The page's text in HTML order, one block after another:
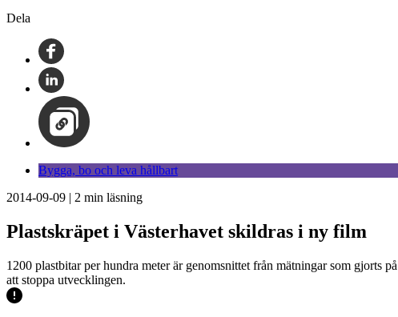
Dela
Bygga, bo och leva hållbart
2014-09-09 | 2 min läsning
Plastskräpet i Västerhavet skildras i ny film
1200 plastbitar per hundra meter är genomsnittet från mätningar som gjorts
att stoppa utvecklingen.